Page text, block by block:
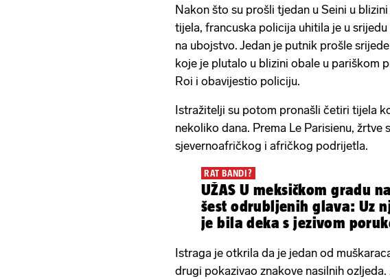
Nakon što su prošli tjedan u Seini u
tijela, francuska policija uhitila je u
na ubojstvo. Jedan je putnik prošle
koje je plutalo u blizini obale u pariškom
Roi i obavijestio policiju.
Istražitelji su potom pronašli četiri tijela
nekoliko dana. Prema Le Parisienu, žrtve
sjevernoafričkog i afričkog podrijetla.
RAT BANDI?
UŽAS U meksičkom gradu
šest odrubljenih glava: Uz
je bila deka s jezivom
Istraga je otkrila da je jedan od
drugi pokazivao znakove nasilnih